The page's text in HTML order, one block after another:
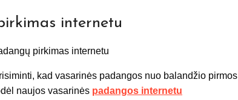
internetu
kad vasarinės padangos nuo balandžio pirmos
naujos vasarinės padangos internetu